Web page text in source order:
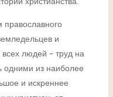
православного
и
людей – труд на
одними из наиболее
и искреннее